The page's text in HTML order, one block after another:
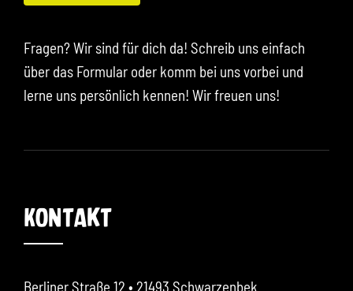
Fragen? Wir sind für dich da! Schreib uns einfach
über das Formular oder komm bei uns vorbei und
lerne uns persönlich kennen! Wir freuen uns!
Kontakt
Berliner Straße 12 • 21493 Schwarzenbek